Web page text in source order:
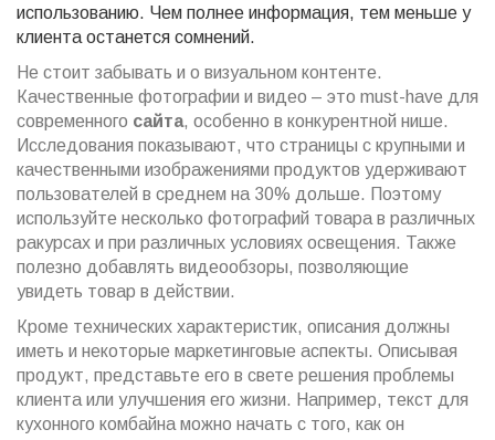
использованию. Чем полнее информация, тем меньше у
клиента останется сомнений.
Не стоит забывать и о визуальном контенте.
Качественные фотографии и видео – это must-have для
современного сайта, особенно в конкурентной нише.
Исследования показывают, что страницы с крупными и
качественными изображениями продуктов удерживают
пользователей в среднем на 30% дольше. Поэтому
используйте несколько фотографий товара в различных
ракурсах и при различных условиях освещения. Также
полезно добавлять видеообзоры, позволяющие
увидеть товар в действии.
Кроме технических характеристик, описания должны
иметь и некоторые маркетинговые аспекты. Описывая
продукт, представьте его в свете решения проблемы
клиента или улучшения его жизни. Например, текст для
кухонного комбайна можно начать с того, как он